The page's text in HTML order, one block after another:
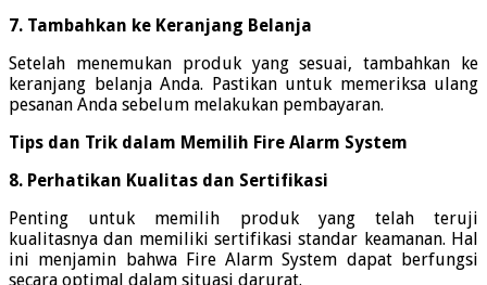
7. Tambahkan ke Keranjang Belanja
Setelah menemukan produk yang sesuai, tambahkan ke
keranjang belanja Anda. Pastikan untuk memeriksa ulang
pesanan Anda sebelum melakukan pembayaran.
Tips dan Trik dalam Memilih Fire Alarm System
8. Perhatikan Kualitas dan Sertifikasi
Penting untuk memilih produk yang telah teruji
kualitasnya dan memiliki sertifikasi standar keamanan. Hal
ini menjamin bahwa Fire Alarm System dapat berfungsi
secara optimal dalam situasi darurat.